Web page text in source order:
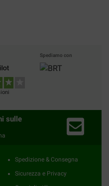
Spediamo con
sulle
Spedizione & Consegna
Sicurezza e Privacy